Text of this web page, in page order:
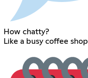
How chatty?
Like a busy coffee shop